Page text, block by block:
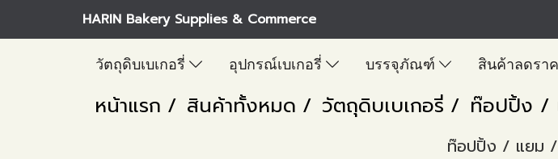
HARIN Bakery Supplies & Commerce
วัตถุดิบเบเกอรี่ อุปกรณ์เบเกอรี่ บรรจุภัณฑ์ สินค้าลดรา
หน้าแรก สินค้าทั้งหมด วัตถุดิบเบเกอรี่ ท๊อปปิ้ง /
ท๊อปปิ้ง / แยม